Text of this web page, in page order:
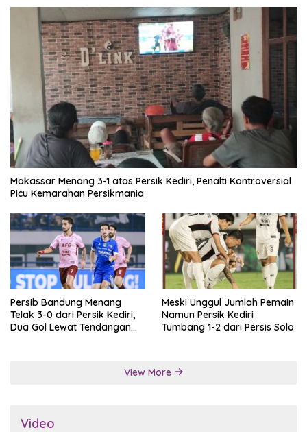
Makassar Menang 3-1 atas Persik Kediri, Penalti Kontroversial
Picu Kemarahan Persikmania
Persib Bandung Menang
Telak 3-0 dari Persik Kediri,
Dua Gol Lewat Tendangan
Meski Unggul Jumlah Pemain
Namun Persik Kediri
Tumbang 1-2 dari Persis Solo
View More
Video